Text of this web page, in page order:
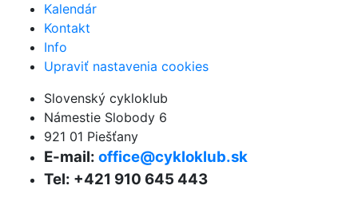
Kalendár
Kontakt
Info
Upraviť nastavenia cookies
Slovenský cykloklub
Námestie Slobody 6
921 01 Piešťany
E-mail: office@cykloklub.sk
Tel: +421 910 645 443